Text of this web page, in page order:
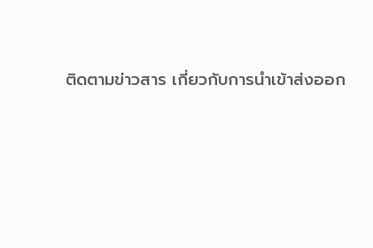
ติดตามข่าวสาร เกี่ยวกับการนําเข้าส่งออก